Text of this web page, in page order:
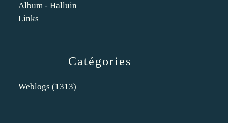
Catégories
Weblogs (1313)
Album - Halluin
Links